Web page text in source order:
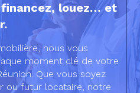
louez… et
nous vous
moment clé de votre
Que vous soyez
ou futur locataire, notre